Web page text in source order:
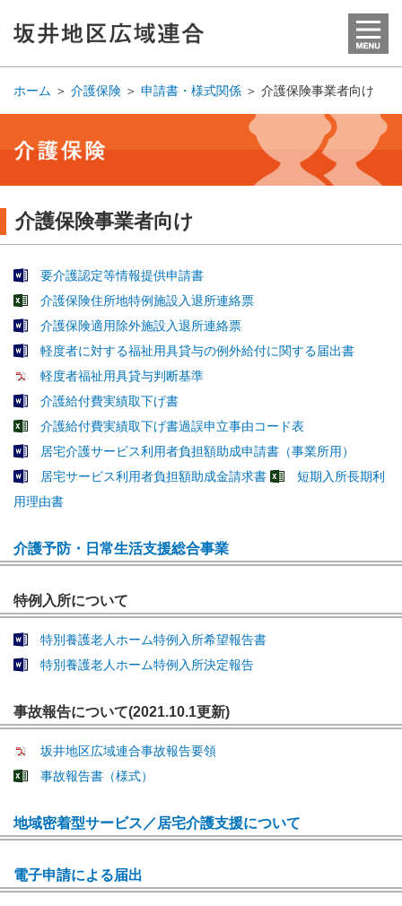
ホーム ＞ 介護保険 ＞ 申請書・様式関係 ＞ 介護保険事業者向け
介護保険事業者向け
要介護認定等情報提供申請書
介護保険住所地特例施設入退所連絡票
介護保険適用除外施設入退所連絡票
軽度者に対する福祉用具貸与の例外給付に関する届出書
軽度者福祉用具貸与判断基準
介護給付費実績取下げ書
介護給付費実績取下げ書過誤申立事由コード表
居宅介護サービス利用者負担額助成申請書（事業所用）
居宅サービス利用者負担額助成金請求書
短期入所長期利
用理由書
介護予防・日常生活支援総合事業
特例入所について
特別養護老人ホーム特例入所希望報告書
特別養護老人ホーム特例入所決定報告
事故報告について(2021.10.1更新)
坂井地区広域連合事故報告要領
事故報告書（様式）
地域密着型サービス／居宅介護支援について
電子申請による届出